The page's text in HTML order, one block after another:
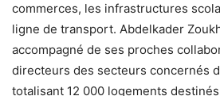
commerces, les infrastructures
ligne de transport. Abdelkader
accompagné de ses proches
directeurs des secteurs concernés
totalisant 12 000 logements